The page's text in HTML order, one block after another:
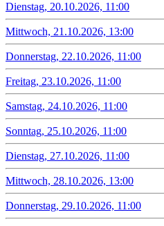
Dienstag, 20.10.2026, 11:00
Mittwoch, 21.10.2026, 13:00
Donnerstag, 22.10.2026, 11:00
Freitag, 23.10.2026, 11:00
Samstag, 24.10.2026, 11:00
Sonntag, 25.10.2026, 11:00
Dienstag, 27.10.2026, 11:00
Mittwoch, 28.10.2026, 13:00
Donnerstag, 29.10.2026, 11:00